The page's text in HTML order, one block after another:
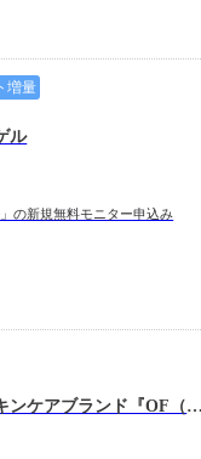
増量
ル
の新規無料モニター申込み
肌リズムを整えるスキンケアブラン